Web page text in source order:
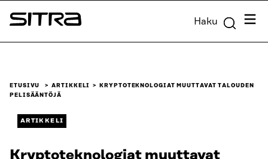
Siirry
suoraan
Sitra Haku
ETUSIVU ARTIKKELI
KRYPTOTEKNOLOGIAT MUUTTAVAT TALOUDEN
PELISÄÄNTÖJÄ
ARTIKKELI
Kryptoteknologiat muuttavat